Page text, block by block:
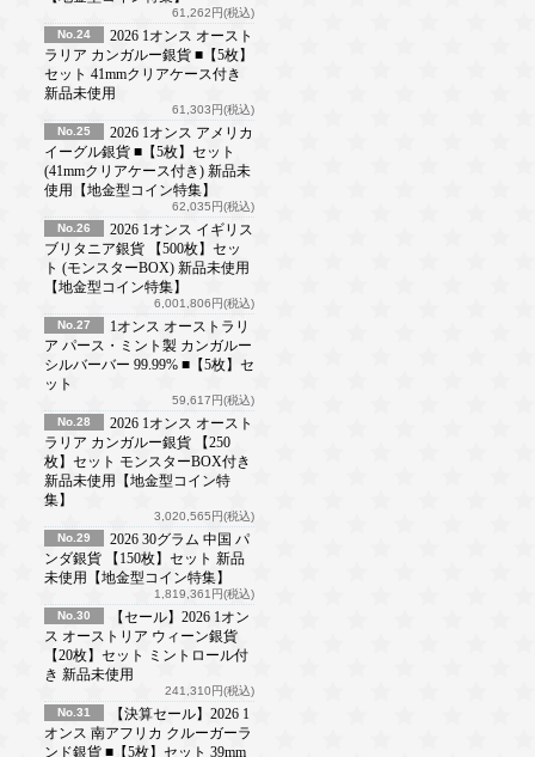
61,262円(税込)
No.24
2026 1オンス オースト
ラリア カンガルー銀貨 ■【5枚】
セット 41mmクリアケース付き
新品未使用
61,303円(税込)
No.25
2026 1オンス アメリカ
イーグル銀貨 ■【5枚】セット
(41mmクリアケース付き) 新品未
使用【地金型コイン特集】
62,035円(税込)
No.26
2026 1オンス イギリス
ブリタニア銀貨 【500枚】セッ
ト (モンスターBOX) 新品未使用
【地金型コイン特集】
6,001,806円(税込)
No.27
1オンス オーストラリ
ア パース・ミント製 カンガルー
シルバーバー 99.99% ■【5枚】セ
ット
59,617円(税込)
No.28
2026 1オンス オースト
ラリア カンガルー銀貨 【250
枚】セット モンスターBOX付き
新品未使用【地金型コイン特
集】
3,020,565円(税込)
No.29
2026 30グラム 中国 パ
ンダ銀貨 【150枚】セット 新品
未使用【地金型コイン特集】
1,819,361円(税込)
No.30
【セール】2026 1オン
ス オーストリア ウィーン銀貨
【20枚】セット ミントロール付
き 新品未使用
241,310円(税込)
No.31
【決算セール】2026 1
オンス 南アフリカ クルーガーラ
ンド銀貨 ■【5枚】セット 39mm